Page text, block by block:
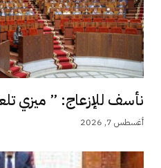
نأسف للإزعاج: ” ميزي
أغسطس 7, 2026